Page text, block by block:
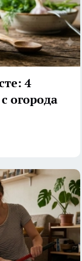
4
огорода